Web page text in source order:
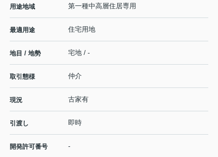
用途地域 第一種中高層住居専用
最適用途 住宅用地
地目 / 地勢 宅地 / -
取引態様 仲介
現況 古家有
引渡し 即時
開発許可番号 -